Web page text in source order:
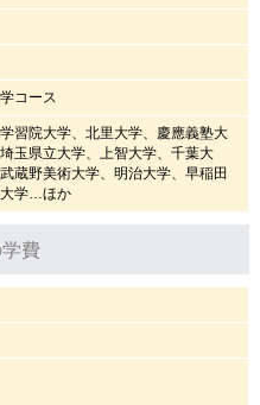
コース
習院大学、北里大学、慶應義塾大
玉県立大学、上智大学、千葉大
蔵野美術大学、明治大学、早稲田
学…ほか
費